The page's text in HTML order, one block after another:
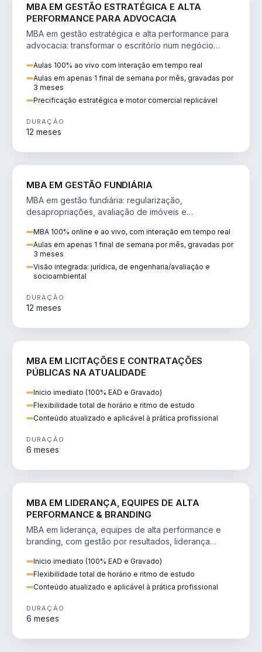
MBA EM GESTÃO ESTRATÉGICA E ALTA
PERFORMANCE PARA ADVOCACIA
MBA em gestão estratégica e alta performance para
advocacia: transformar o escritório num negócio
Aulas 100% ao vivo com interação em tempo real
Aulas em apenas 1 final de semana por mês, gravadas por
3 meses
Precificação estratégica e motor comercial replicável
DURAÇÃO
12 meses
MBA EM GESTÃO FUNDIÁRIA
MBA em gestão fundiária: regularização,
desapropriações, avaliação de imóveis e
MBA 100% online e ao vivo, com interação em tempo real
Aulas em apenas 1 final de semana por mês, gravadas por
3 meses
Visão integrada: jurídica, de engenharia/avaliação e
socioambiental
DURAÇÃO
12 meses
MBA EM LICITAÇÕES E CONTRATAÇÕES
PÚBLICAS NA ATUALIDADE
Inicio imediato (100% EAD e Gravado)
Flexibilidade total de horário e ritmo de estudo
Conteúdo atualizado e aplicável à prática profissional
DURAÇÃO
6 meses
MBA EM LIDERANÇA, EQUIPES DE ALTA
PERFORMANCE & BRANDING
MBA em liderança, equipes de alta performance e
branding, com gestão por resultados, liderança
Inicio imediato (100% EAD e Gravado)
Flexibilidade total de horário e ritmo de estudo
Conteúdo atualizado e aplicável à prática profissional
DURAÇÃO
6 meses